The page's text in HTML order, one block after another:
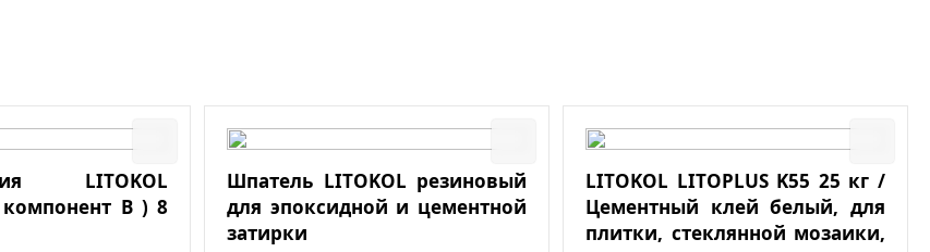
LITOKOL
компонент В ) 8
Шпатель LITOKOL резиновый
для эпоксидной и цементной
затирки
LITOKOL LITOPLUS K55 25 кг /
Цементный клей белый, для
плитки, стеклянной мозаики,